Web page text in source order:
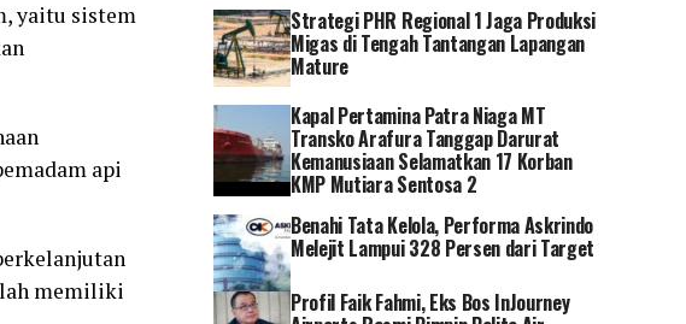
yaitu sistem
api
memiliki
Strategi PHR Regional 1 Jaga Produksi
Migas di Tengah Tantangan Lapangan
Mature
Kapal Pertamina Patra Niaga MT
Transko Arafura Tanggap Darurat
Kemanusiaan Selamatkan 17 Korban
KMP Mutiara Sentosa 2
Benahi Tata Kelola, Performa Askrindo
Melejit Lampui 328 Persen dari Target
Profil Faik Fahmi, Eks Bos InJourney